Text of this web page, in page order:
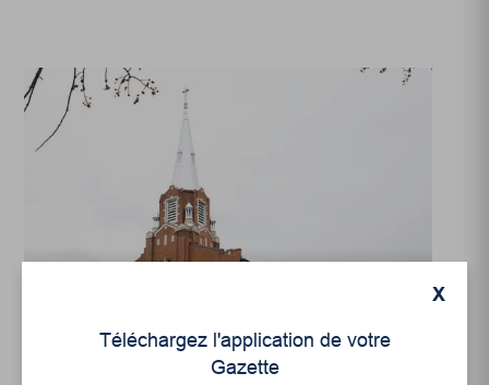
Honorer la mémoire de
la paroisse Sainte-
X
Téléchargez l'application de votre
Gazette